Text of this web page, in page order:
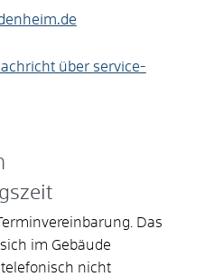
über service-
Das
im Gebäude
nicht